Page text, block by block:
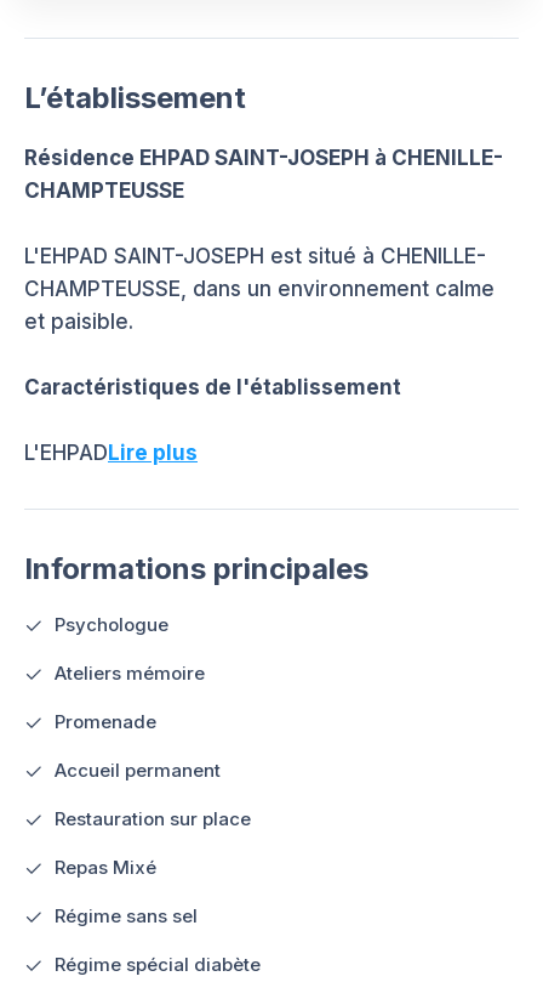
L’établissement
Résidence EHPAD SAINT-JOSEPH à CHENILLE-
CHAMPTEUSSE
L'EHPAD SAINT-JOSEPH est situé à CHENILLE-
CHAMPTEUSSE, dans un environnement calme
et paisible.
Caractéristiques de l'établissement
L'EHPADLire plus
Informations principales
Psychologue
Ateliers mémoire
Promenade
Accueil permanent
Restauration sur place
Repas Mixé
Régime sans sel
Régime spécial diabète